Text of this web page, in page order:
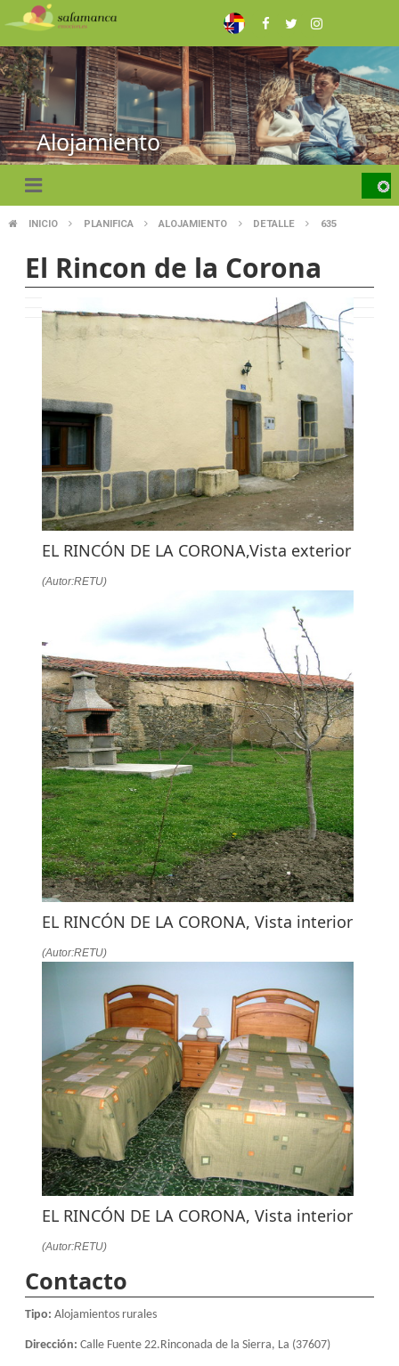
Skip
to
main
content
Alojamiento
INICIO PLANIFICA ALOJAMIENTO DETALLE 635
El Rincon de la Corona
EL RINCÓN DE LA CORONA,Vista exterior
(Autor:RETU)
EL RINCÓN DE LA CORONA, Vista interior
(Autor:RETU)
EL RINCÓN DE LA CORONA, Vista interior
(Autor:RETU)
Contacto
Tipo:Alojamientos rurales
Dirección:Calle Fuente 22.Rinconada de la Sierra, La (37607)